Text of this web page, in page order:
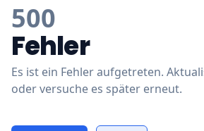
500
Fehler
Es ist ein Fehler aufgetreten.
oder versuche es später erneut.